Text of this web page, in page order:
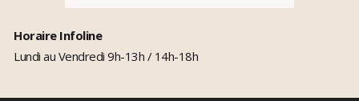
Horaire Infoline
Lundi au Vendredi 9h-13h / 14h-18h